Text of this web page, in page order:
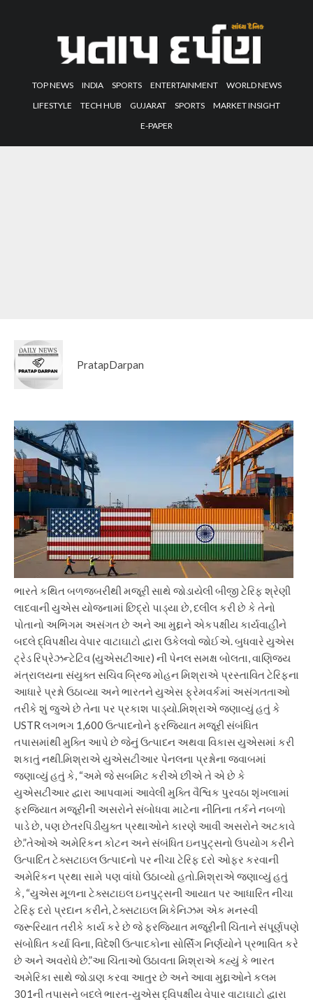
TOP NEWS INDIA SPORTS ENTERTAINMENT
WORLD NEWS
LIFESTYLE
TECH HUB GUJARAT SPORTS
MARKET INSIGHT
E-PAPER
PratapDarpan
ભારતે કથિત બળજબરીથી મજૂરી સાથે જોડાયેલી બીજી ટેરિફ શ્રેણી
લાદવાની યુએસ યોજનામાં છિદ્રો પાડ્યા છે, દલીલ કરી છે કે તેનો
પોતાનો અભિગમ અસંગત છે અને આ મુદ્દાને એકપક્ષીય કાર્યવાહીને
બદલે દ્વિપક્ષીય વેપાર વાટાઘાટો દ્વારા ઉકેલવો જોઈએ.બુધવારે યુએસ
ટ્રેડ રિપ્રેઝન્ટેટિવ ​​(યુએસટીઆર) ની પેનલ સમક્ષ બોલતા, વાણિજ્ય
મંત્રાલયના સંયુક્ત સચિવ બ્રિજ મોહન મિશ્રાએ પ્રસ્તાવિત ટેરિફના
આધારે પ્રશ્નો ઉઠાવ્યા અને ભારતને યુએસ ફ્રેમવર્કમાં અસંગતતાઓ
તરીકે શું જુએ છે તેના પર પ્રકાશ પાડ્યો.મિશ્રાએ જણાવ્યું હતું કે
USTR લગભગ 1,600 ઉત્પાદનોને ફરજિયાત મજૂરી સંબંધિત
તપાસમાંથી મુક્તિ આપે છે જેનું ઉત્પાદન અથવા વિકાસ યુએસમાં કરી
શકાતું નથી.મિશ્રાએ યુએસટીઆર પેનલના પ્રશ્નોના જવાબમાં
જણાવ્યું હતું કે, “અમે જે સબમિટ કરીએ છીએ તે એ છે કે
યુએસટીઆર દ્વારા આપવામાં આવેલી મુક્તિ વૈશ્વિક પુરવઠા શૃંખલામાં
ફરજિયાત મજૂરીની અસરોને સંબોધવા માટેના નીતિના તર્કને નબળો
પાડે છે, પણ છેતરપિંડીયુક્ત પ્રથાઓને કારણે આવી અસરોને અટકાવે
છે.”તેઓએ અમેરિકન કોટન અને સંબંધિત ઇનપુટ્સનો ઉપયોગ કરીને
ઉત્પાદિત ટેક્સટાઇલ ઉત્પાદનો પર નીચા ટેરિફ દરો ઓફર કરવાની
અમેરિકન પ્રથા સામે પણ વાંધો ઉઠાવ્યો હતો.મિશ્રાએ જણાવ્યું હતું
કે, “યુએસ મૂળના ટેક્સટાઇલ ઇનપુટ્સની આયાત પર આધારિત નીચા
ટેરિફ દરો પ્રદાન કરીને, ટેક્સટાઇલ મિકેનિઝમ એક મનસ્વી
જરૂરિયાત તરીકે કાર્ય કરે છે જે ફરજિયાત મજૂરીની ચિંતાને સંપૂર્ણપણે
સંબોધિત કર્યા વિના, વિદેશી ઉત્પાદકોના સોર્સિંગ નિર્ણયોને પ્રભાવિત કરે
છે અને અવરોધે છે.”આ ચિંતાઓ ઉઠાવતા મિશ્રાએ કહ્યું કે ભારત
અમેરિકા સાથે જોડાણ કરવા આતુર છે અને આવા મુદ્દાઓને કલમ
301ની તપાસને બદલે ભારત-યુએસ દ્વિપક્ષીય વેપાર વાટાઘાટો દ્વારા